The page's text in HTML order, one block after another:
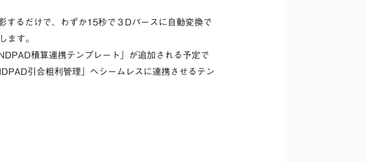
するだけで、わずか15秒で３Dパースに自動変換で
ます。
積算連携テンプレート」が追加される予定で
引合粗利管理」へシームレスに連携させるテン